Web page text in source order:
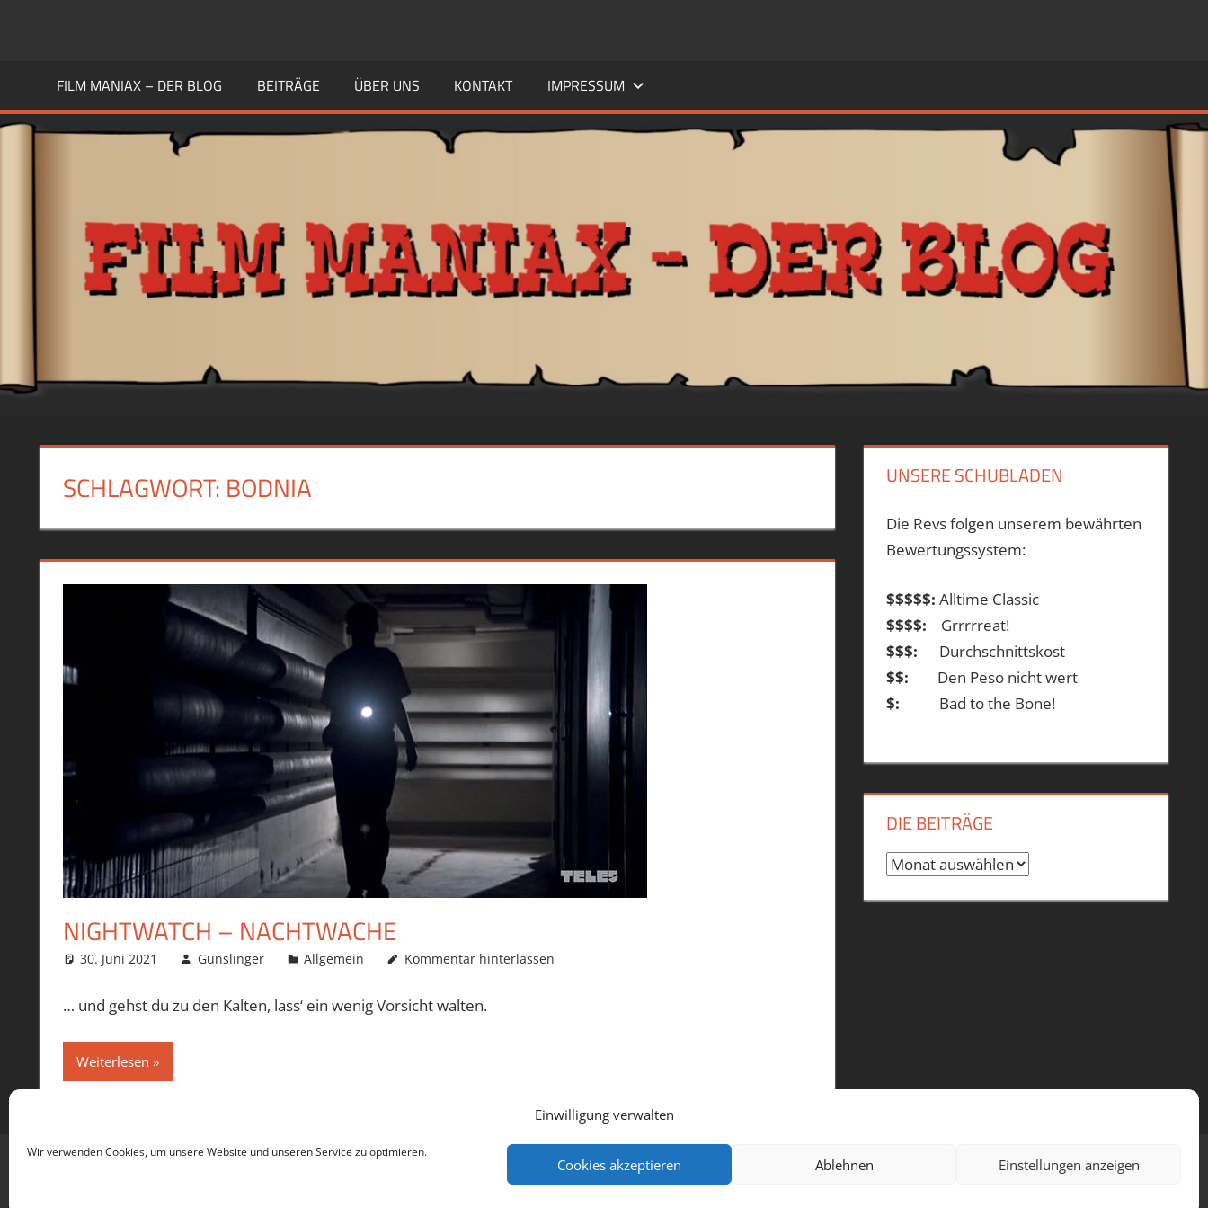
Einwilligung verwalten
Wir verwenden Cookies, um unsere Website und unseren Service zu optimieren.
Cookies akzeptieren Ablehnen Einstellungen anzeigen
MANIAX
BLOG
haben
Andere
FILM MANIAX – DER BLOG BEITRÄGE ÜBER UNS KONTAKT IMPRESSUM
SCHLAGWORT: BODNIA
NIGHTWATCH – NACHTWACHE
30. Juni 2021 Gunslinger Allgemein Kommentar hinterlassen
… und gehst du zu den Kalten, lass‘ ein wenig Vorsicht walten.
Weiterlesen
UNSERE SCHUBLADEN
Die Revs folgen unserem bewährten
Bewertungssystem:
$$$$$: Alltime Classic
$$$$: Grrrrreat!
$$$: Durchschnittskost
$$: Den Peso nicht wert
$: Bad to the Bone!
DIE BEITRÄGE
Die